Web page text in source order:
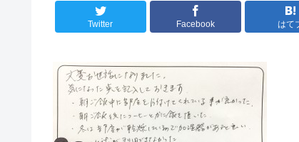
Twitter Facebook はて